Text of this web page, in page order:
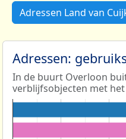
Adressen Land van
Adressen:
In de buurt Overloon
verblijfsobjecten met